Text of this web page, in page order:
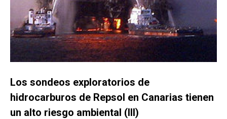
Los sondeos exploratorios de
hidrocarburos de Repsol en Canarias tienen
un alto riesgo ambiental (III)